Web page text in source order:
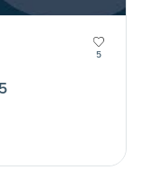
5